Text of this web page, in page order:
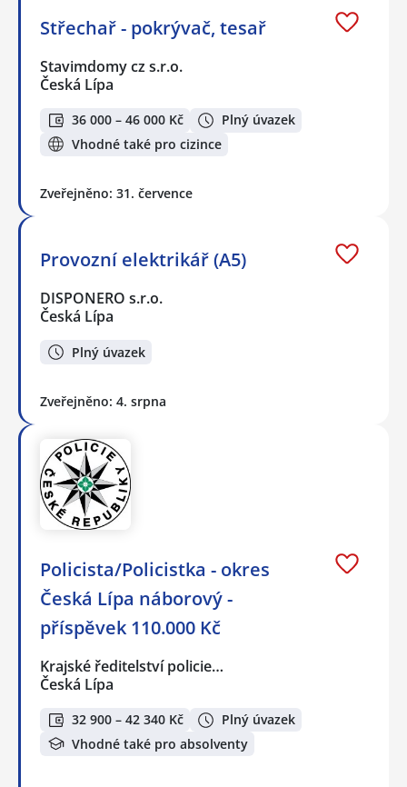
Střechař - pokrývač, tesař
Stavimdomy cz s.r.o.
Česká Lípa
36 000 – 46 000 Kč
Plný úvazek
Vhodné také pro cizince
Zveřejněno: 31. července
Provozní elektrikář (A5)
DISPONERO s.r.o.
Česká Lípa
Plný úvazek
Zveřejněno: 4. srpna
Policista/Policistka - okres
Česká Lípa náborový -
příspěvek 110.000 Kč
Krajské ředitelství policie…
Česká Lípa
32 900 – 42 340 Kč
Plný úvazek
Vhodné také pro absolventy